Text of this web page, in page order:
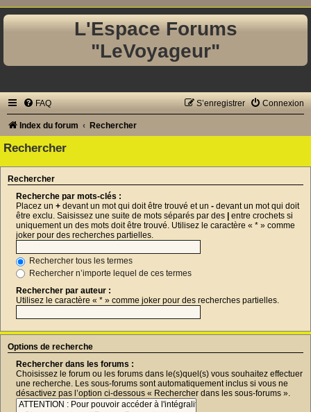
L'Espace Forums
"LeVoyageur"
FAQ Connexion
S’enregistrer
Index du forum Rechercher
Rechercher
Rechercher
Recherche par mots-clés :
Placez un + devant un mot qui doit être trouvé et un - devant un mot qui doit
être exclu. Saisissez une suite de mots séparés par des
entre crochets si
uniquement un des mots doit être trouvé. Utilisez le caractère « * » comme
joker pour des recherches partielles.
Rechercher tous les termes
Rechercher n’importe lequel de ces termes
Rechercher par auteur :
Utilisez le caractère « * » comme joker pour des recherches partielles.
Options de recherche
Rechercher dans les forums :
Choisissez le forum ou les forums dans le(s)quel(s) vous souhaitez effectuer
une recherche. Les sous-forums sont automatiquement inclus si vous ne
désactivez pas l’option ci-dessous « Rechercher dans les sous-forums ».